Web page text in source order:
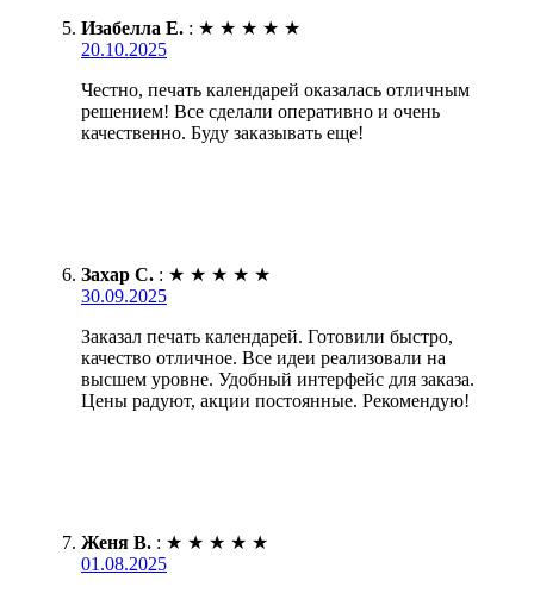
Изабелла Е. : ★ ★ ★ ★ ★
20.10.2025
Честно, печать календарей оказалась отличным
решением! Все сделали оперативно и очень
качественно. Буду заказывать еще!
Захар С. : ★ ★ ★ ★ ★
30.09.2025
Заказал печать календарей. Готовили быстро,
качество отличное. Все идеи реализовали на
высшем уровне. Удобный интерфейс для заказа.
Цены радуют, акции постоянные. Рекомендую!
Женя В. : ★ ★ ★ ★ ★
01.08.2025